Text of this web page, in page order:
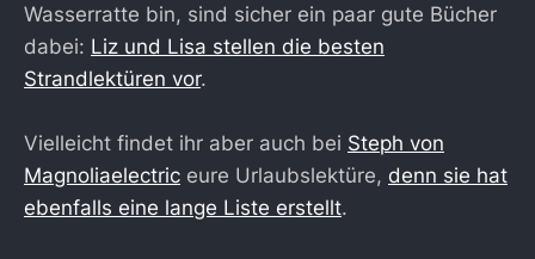
Wasserratte bin, sind sicher ein paar gute Bücher
dabei: Liz und Lisa stellen die besten
Strandlektüren vor.
Vielleicht findet ihr aber auch bei Steph von
Magnoliaelectric eure Urlaubslektüre, denn sie hat
ebenfalls eine lange Liste erstellt.